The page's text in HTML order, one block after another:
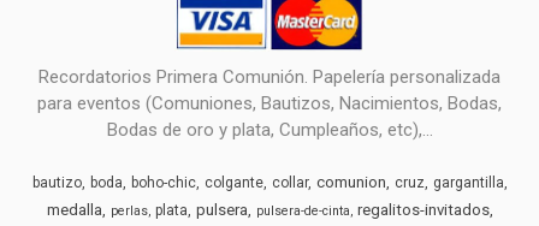
Recordatorios Primera Comunión. Papelería personalizada
para eventos (Comuniones, Bautizos, Nacimientos, Bodas,
Bodas de oro y plata, Cumpleaños, etc),...
bautizo boda boho-chic colgante collar comunion cruz gargantilla
medalla perlas plata pulsera pulsera-de-cinta regalitos-invitados